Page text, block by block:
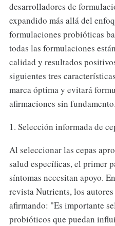
desarrolladores de
expandido más allá del
formulaciones probióticas
todas las formulaciones
calidad y resultados
siguientes tres
marca óptima y evitará
afirmaciones sin fundamento.
1. Selección informada de
Al seleccionar las cepas
salud específicas, el primer
síntomas necesitan apoyo.
revista Nutrients, los
afirmando: "Es importante
probióticos que puedan